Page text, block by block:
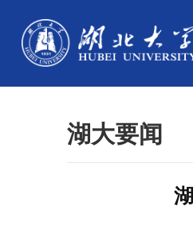
湖大要闻